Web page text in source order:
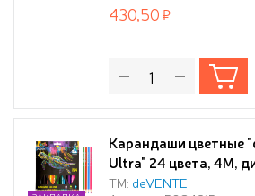
430,50
Карандаши цветные
Ultra" 24 цвета, 4М,
мм, трехгранные, в
ТМ: deVENTE